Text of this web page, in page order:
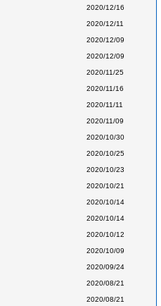
2020/12/16
2020/12/11
2020/12/09
2020/12/09
2020/11/25
2020/11/16
2020/11/11
2020/11/09
2020/10/30
2020/10/25
2020/10/23
2020/10/21
2020/10/14
2020/10/14
2020/10/12
2020/10/09
2020/09/24
2020/08/21
2020/08/21